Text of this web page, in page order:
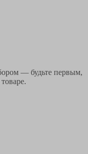
— будьте первым,